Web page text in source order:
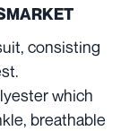
consisting
which
breathable